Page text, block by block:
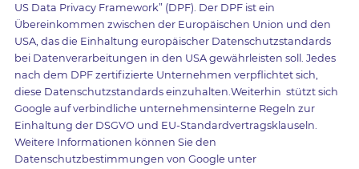
US Data Privacy Framework” (DPF). Der DPF ist ein
Übereinkommen zwischen der Europäischen Union und den
USA, das die Einhaltung europäischer Datenschutzstandards
bei Datenverarbeitungen in den USA gewährleisten soll. Jedes
nach dem DPF zertifizierte Unternehmen verpflichtet sich,
diese Datenschutzstandards einzuhalten.Weiterhin stützt sich
Google auf verbindliche unternehmensinterne Regeln zur
Einhaltung der DSGVO und EU-Standardvertragsklauseln.
Weitere Informationen können Sie den
Datenschutzbestimmungen von Google unter